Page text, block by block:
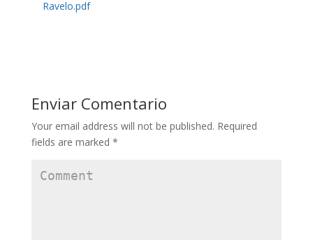
Ravelo.pdf
Enviar Comentario
Your email address will not be published. Required
fields are marked *